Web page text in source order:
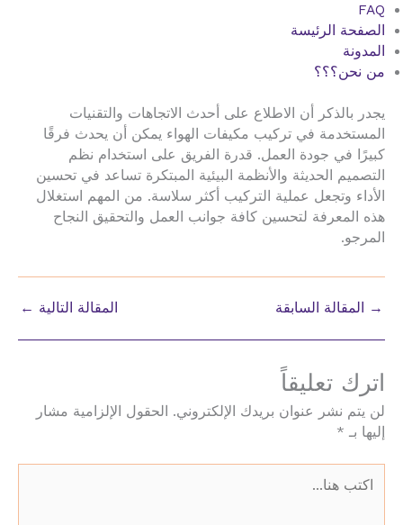
FAQ
الصفحة الرئيسة
المدونة
من نحن؟؟؟
يجدر بالذكر أن الاطلاع على أحدث الاتجاهات والتقنيات
المستخدمة في تركيب مكيفات الهواء يمكن أن يحدث فرقًا
كبيرًا في جودة العمل. قدرة الفريق على استخدام نظم
التصميم الحديثة والأنظمة البيئية المبتكرة تساعد في تحسين
الأداء وتجعل عملية التركيب أكثر سلاسة. من المهم استغلال
هذه المعرفة لتحسين كافة جوانب العمل والتحقيق النجاح
المرجو.
→ المقالة السابقة المقالة التالية ←
اترك تعليقاً
لن يتم نشر عنوان بريدك الإلكتروني.
الحقول الإلزامية مشار
إليها بـ *
هنا...